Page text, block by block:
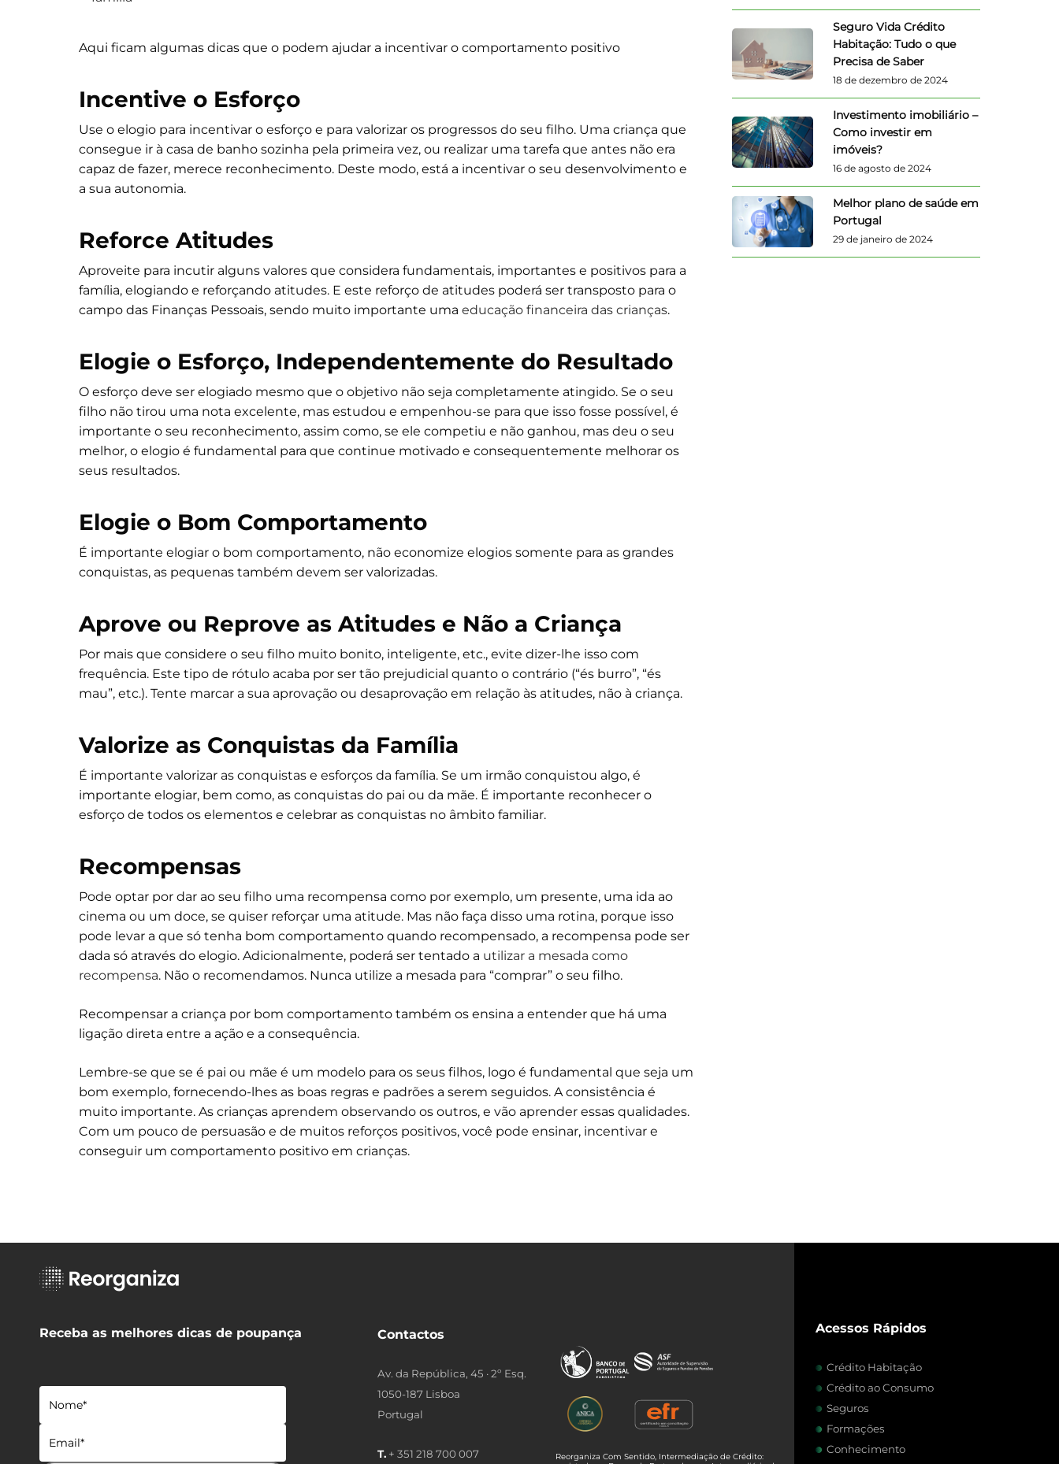
Aqui ficam algumas dicas que o podem ajudar a incentivar o comportamento positivo
Incentive o Esforço
Use o elogio para incentivar o esforço e para valorizar os progressos do seu filho. Uma criança que
consegue ir à casa de banho sozinha pela primeira vez, ou realizar uma tarefa que antes não era
capaz de fazer, merece reconhecimento. Deste modo, está a incentivar o seu desenvolvimento e
a sua autonomia.
Reforce Atitudes
Aproveite para incutir alguns valores que considera fundamentais, importantes e positivos para a
família, elogiando e reforçando atitudes. E este reforço de atitudes poderá ser transposto para o
campo das Finanças Pessoais, sendo muito importante uma educação financeira das crianças.
Elogie o Esforço, Independentemente do Resultado
O esforço deve ser elogiado mesmo que o objetivo não seja completamente atingido. Se o seu
filho não tirou uma nota excelente, mas estudou e empenhou-se para que isso fosse possível, é
importante o seu reconhecimento, assim como, se ele competiu e não ganhou, mas deu o seu
melhor, o elogio é fundamental para que continue motivado e consequentemente melhorar os
seus resultados.
Elogie o Bom Comportamento
É importante elogiar o bom comportamento, não economize elogios somente para as grandes
conquistas, as pequenas também devem ser valorizadas.
Aprove ou Reprove as Atitudes e Não a Criança
Por mais que considere o seu filho muito bonito, inteligente, etc., evite dizer-lhe isso com
frequência. Este tipo de rótulo acaba por ser tão prejudicial quanto o contrário (“és burro”, “és
mau”, etc.). Tente marcar a sua aprovação ou desaprovação em relação às atitudes, não à criança.
Valorize as Conquistas da Família
É importante valorizar as conquistas e esforços da família. Se um irmão conquistou algo, é
importante elogiar, bem como, as conquistas do pai ou da mãe. É importante reconhecer o
esforço de todos os elementos e celebrar as conquistas no âmbito familiar.
Recompensas
Pode optar por dar ao seu filho uma recompensa como por exemplo, um presente, uma ida ao
cinema ou um doce, se quiser reforçar uma atitude. Mas não faça disso uma rotina, porque isso
pode levar a que só tenha bom comportamento quando recompensado, a recompensa pode ser
dada só através do elogio. Adicionalmente, poderá ser tentado a utilizar a mesada como
recompensa. Não o recomendamos. Nunca utilize a mesada para “comprar” o seu filho.
Recompensar a criança por bom comportamento também os ensina a entender que há uma
ligação direta entre a ação e a consequência.
Lembre-se que se é pai ou mãe é um modelo para os seus filhos, logo é fundamental que seja um
bom exemplo, fornecendo-lhes as boas regras e padrões a serem seguidos. A consistência é
muito importante. As crianças aprendem observando os outros, e vão aprender essas qualidades.
Com um pouco de persuasão e de muitos reforços positivos, você pode ensinar, incentivar e
conseguir um comportamento positivo em crianças.
Seguro Vida Crédito
Habitação: Tudo o que
Precisa de Saber
18 de dezembro de 2024
Investimento imobiliário –
Como investir em
imóveis?
16 de agosto de 2024
Melhor plano de saúde em
Portugal
29 de janeiro de 2024
Receba as melhores dicas de poupança Contactos
Av. da República, 45 · 2º Esq.
1050-187 Lisboa
Portugal
T. + 351 218 700 007
Reorganiza Com Sentido, Intermediação de Crédito:
Acessos Rápidos
Crédito Habitação
Crédito ao Consumo
Seguros
Formações
Conhecimento